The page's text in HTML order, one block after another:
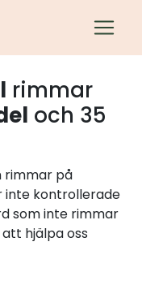
rimmar
och 35
rimmar på
inte kontrollerade
som inte rimmar
hjälpa oss